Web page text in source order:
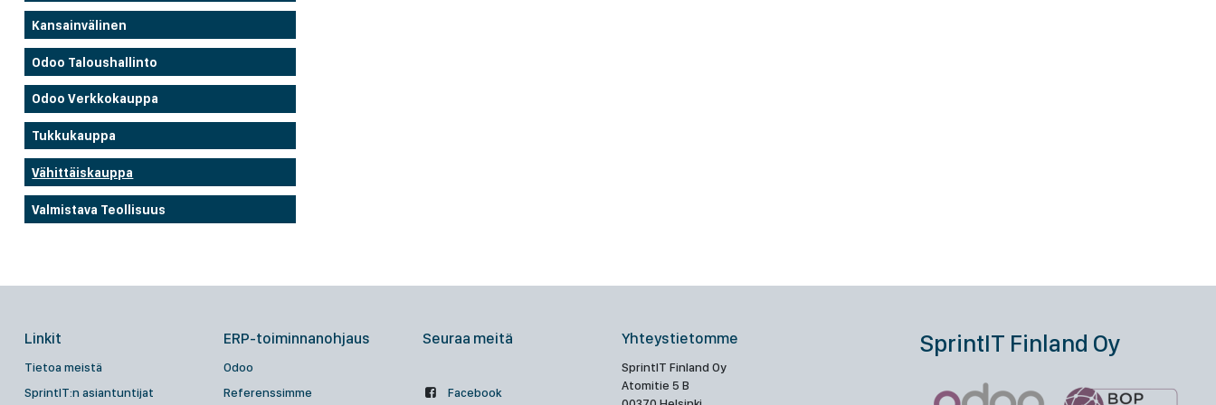
Kansainvälinen
Odoo Taloushallinto
Odoo Verkkokauppa
Tukkukauppa
Vähittäiskauppa
Valmistava Teollisuus
Linkit
Tietoa meistä
SprintIT:n asiantuntijat
ERP-toiminnanohjaus
Odoo
Referenssimme
Seuraa meitä
Facebook
Yhteystietomme
SprintIT Finland Oy
Atomitie 5 B
SprintIT Finland Oy